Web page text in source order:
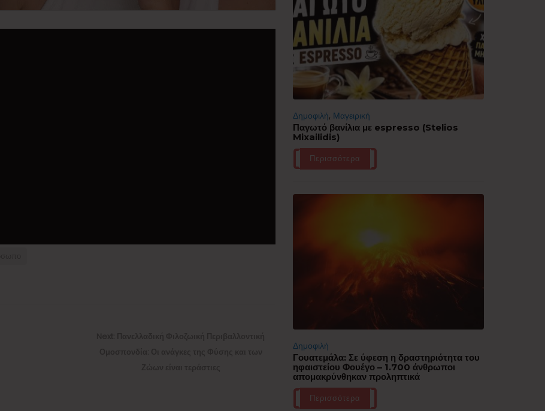
Δημοφιλή, Μαγειρική
Παγωτό βανίλια με espresso (Stelios
Mixailidis)
Περισσότερα
Δημοφιλή
Γουατεμάλα: Σε ύφεση η δραστηριότητα του
ηφαιστείου Φουέγο – 1.700 άνθρωποι
απομακρύνθηκαν προληπτικά
Περισσότερα